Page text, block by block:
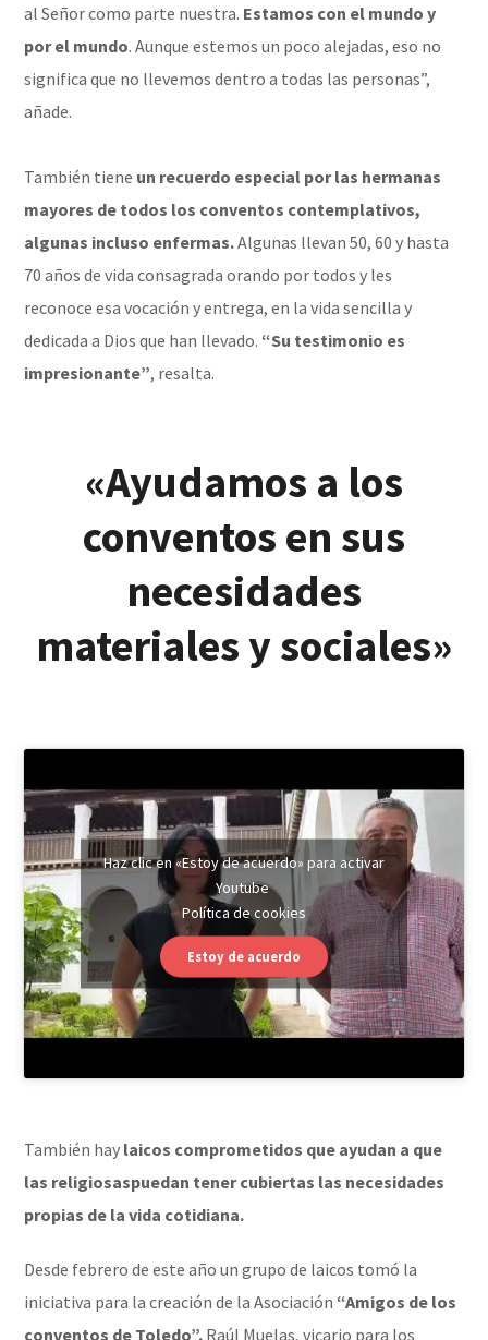
al Señor como parte nuestra. Estamos con el mundo y
por el mundo. Aunque estemos un poco alejadas, eso no
significa que no llevemos dentro a todas las personas”,
añade.
También tiene un recuerdo especial por las hermanas
mayores de todos los conventos contemplativos,
algunas incluso enfermas.Algunas llevan 50, 60 y hasta
70 años de vida consagrada orando por todos y les
reconoce esa vocación y entrega, en la vida sencilla y
dedicada a Dios que han llevado. “Su testimonio es
impresionante”, resalta.
«Ayudamos a los
conventos en sus
necesidades
materiales y sociales»
Haz clic en «Estoy de acuerdo» para activar
Youtube
Política de cookies
Estoy de acuerdo
También hay laicos comprometidos que ayudan a que
las religiosaspuedan tener cubiertas las necesidades
propias de la vida cotidiana.
Desde febrero de este año un grupo de laicos tomó la
iniciativa para la creación de la Asociación “Amigos de los
conventos de Toledo”. Raúl Muelas, vicario para los